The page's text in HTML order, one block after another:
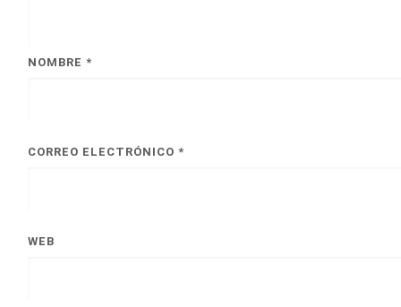
NOMBRE *
CORREO ELECTRÓNICO *
WEB